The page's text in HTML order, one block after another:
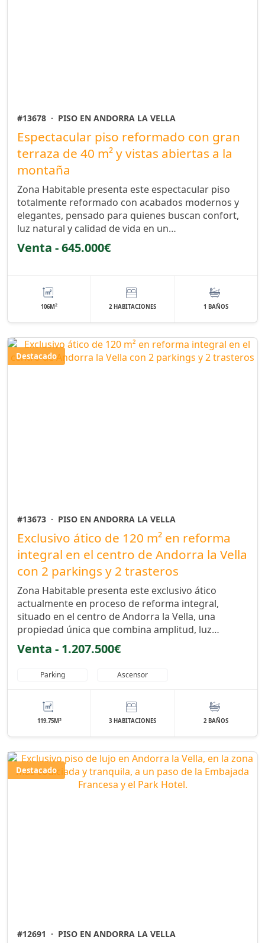
#13678 · PISO EN ANDORRA LA VELLA
Espectacular piso reformado con gran
terraza de 40 m² y vistas abiertas a la
montaña
Zona Habitable presenta este espectacular piso
totalmente reformado con acabados modernos y
elegantes, pensado para quienes buscan confort,
luz natural y calidad de vida en un…
Venta - 645.000€
106M2 2 HABITACIONES 1 BAÑOS
Destacado
#13673 · PISO EN ANDORRA LA VELLA
Exclusivo ático de 120 m² en reforma
integral en el centro de Andorra la Vella
con 2 parkings y 2 trasteros
Zona Habitable presenta este exclusivo ático
actualmente en proceso de reforma integral,
situado en el centro de Andorra la Vella, una
propiedad única que combina amplitud, luz…
Venta - 1.207.500€
Parking Ascensor
119.75M2 3 HABITACIONES 2 BAÑOS
Destacado
#12691 · PISO EN ANDORRA LA VELLA